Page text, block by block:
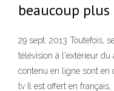
beaucoup plus
29 sept. 2013 Toutefois,
télévision à l'extérieur
contenu en ligne sont en
tv Il est offert en